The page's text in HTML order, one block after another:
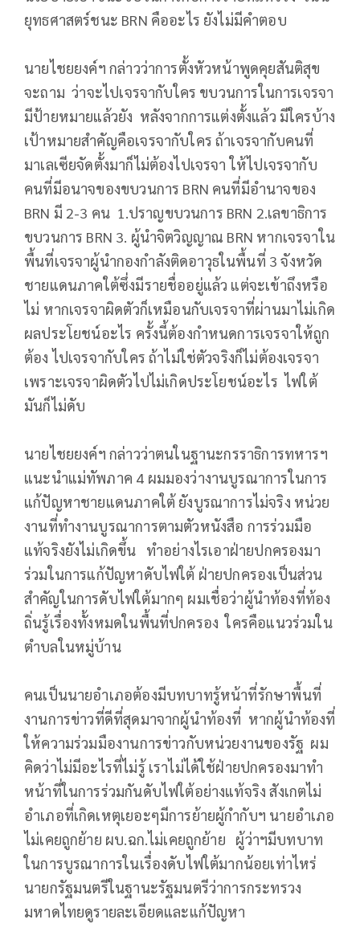
ยุทธศาสตร์ชนะ BRN คืออะไร ยังไม่มีคำตอบ
นายไชยยงค์ฯ กล่าวว่าการตั้งหัวหน้าพูดคุยสันติสุข
จะถาม ว่าจะไปเจรจากับใคร ขบวนการในการเจรจา
มีป้ายหมายแล้วยัง หลังจากการแต่งตั้งแล้ว มีใครบ้าง
เป้าหมายสำคัญคือเจรจากับใคร ถ้าเจรจากับคนที่
มาเลเซียจัดตั้งมาก็ไม่ต้องไปเจรจา ให้ไปเจรจากับ
คนที่มีอนาจของขบวนการ BRN คนที่มีอำนาจของ
BRN มี 2-3 คน 1.ปราญขบวนการ BRN 2.เลขาธิการ
ขบวนการ BRN 3. ผู้นำจิตวิญญาณ BRN หากเจรจาใน
พื้นที่เจรจาผู้นำกองกำลังติดอาวุธในพื้นที่ 3 จังหวัด
ชายแดนภาคใต้ซึ่งมีรายชื่ออยู่แล้ว แต่จะเข้าถึงหรือ
ไม่ หากเจรจาผิดตัวก็เหมือนกับเจรจาที่ผ่านมาไม่เกิด
ผลประโยชน์อะไร ครั้งนี้ต้องกำหนดการเจรจาให้ถูก
ต้อง ไปเจรจากับใคร ถ้าไม่ใช่ตัวจริงก็ไม่ต้องเจรจา
เพราะเจรจาผิดตัวไปไม่เกิดประโยชน์อะไร ไฟใต้
มันก็ไม่ดับ
นายไชยยงค์ฯ กล่าวว่าตนในฐานะกรราธิการทหารฯ
แนะนำแม่ทัพภาค 4 ผมมองว่างานบูรณาการในการ
แก้ปัญหาชายแดนภาคใต้ ยังบูรณาการไม่จริง หน่วย
งานที่ทำงานบูรณาการตามตัวหนังสือ การร่วมมือ
แท้จริงยังไม่เกิดขึ้น ทำอย่างไรเอาฝ่ายปกครองมา
ร่วมในการแก้ปัญหาดับไฟใต้ ฝ่ายปกครองเป็นส่วน
สำคัญในการดับไฟใต้มากๆ ผมเชื่อว่าผู้นำท้องที่ท้อง
ถิ่นรู้เรื่องทั้งหมดในพื้นที่ปกครอง ใครคือแนวร่วมใน
ตำบลในหมู่บ้าน
คนเป็นนายอำเภอต้องมีบทบาทรู้หน้าที่รักษาพื้นที่
งานการข่าวที่ดีที่สุดมาจากผู้นำท้องที่ หากผู้นำท้องที่
ให้ความร่วมมืองานการข่าวกับหน่วยงานของรัฐ ผม
คิดว่าไม่มีอะไรที่ไม่รู้ เราไม่ได้ใช้ฝ่ายปกครองมาทำ
หน้าที่ในการร่วมกันดับไฟใต้อย่างแท้จริง สังเกตไม่
อำเภอที่เกิดเหตุเยอะๆมีการย้ายผู้กำกับฯ นายอำเภอ
ไม่เคยถูกย้าย ผบ.ฉก.ไม่เคยถูกย้าย ผู้ว่าฯมีบทบาท
ในการบูรณาการในเรื่องดับไฟใต้มากน้อยเท่าไหร่
นายกรัฐมนตรีในฐานะรัฐมนตรีว่าการกระทรวง
มหาดไทยดูรายละเอียดและแก้ปัญหา